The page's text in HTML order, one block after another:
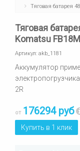
Тяговая батарея
Тяговая
Komatsu
Артикул: akb_1181
Аккумулятор
2R
от 176294 руб
Купить в 1 клик